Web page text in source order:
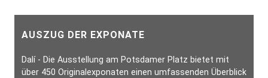
AUSZUG DER EXPONATE
Dalí - Die Ausstellung am Potsdamer Platz bietet mit
über 450 Originalexponaten einen umfassenden Überblick